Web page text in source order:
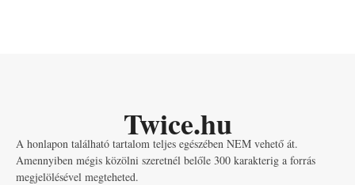
Twice.hu
A honlapon található tartalom teljes egészében NEM vehető át.
Amennyiben mégis közölni szeretnél belőle 300 karakterig a forrás
megjelölésével megteheted.